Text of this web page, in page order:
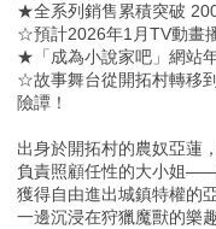
★全系列銷售累積突破
☆預計2026年1月TV動畫
★「成為小說家吧」網站
☆故事舞台從開拓村轉移
險譚！
出身於開拓村的農奴亞蓮
負責照顧任性的大小姐——
獲得自由進出城鎮特權的
一邊沉浸在狩獵魔獸的樂趣